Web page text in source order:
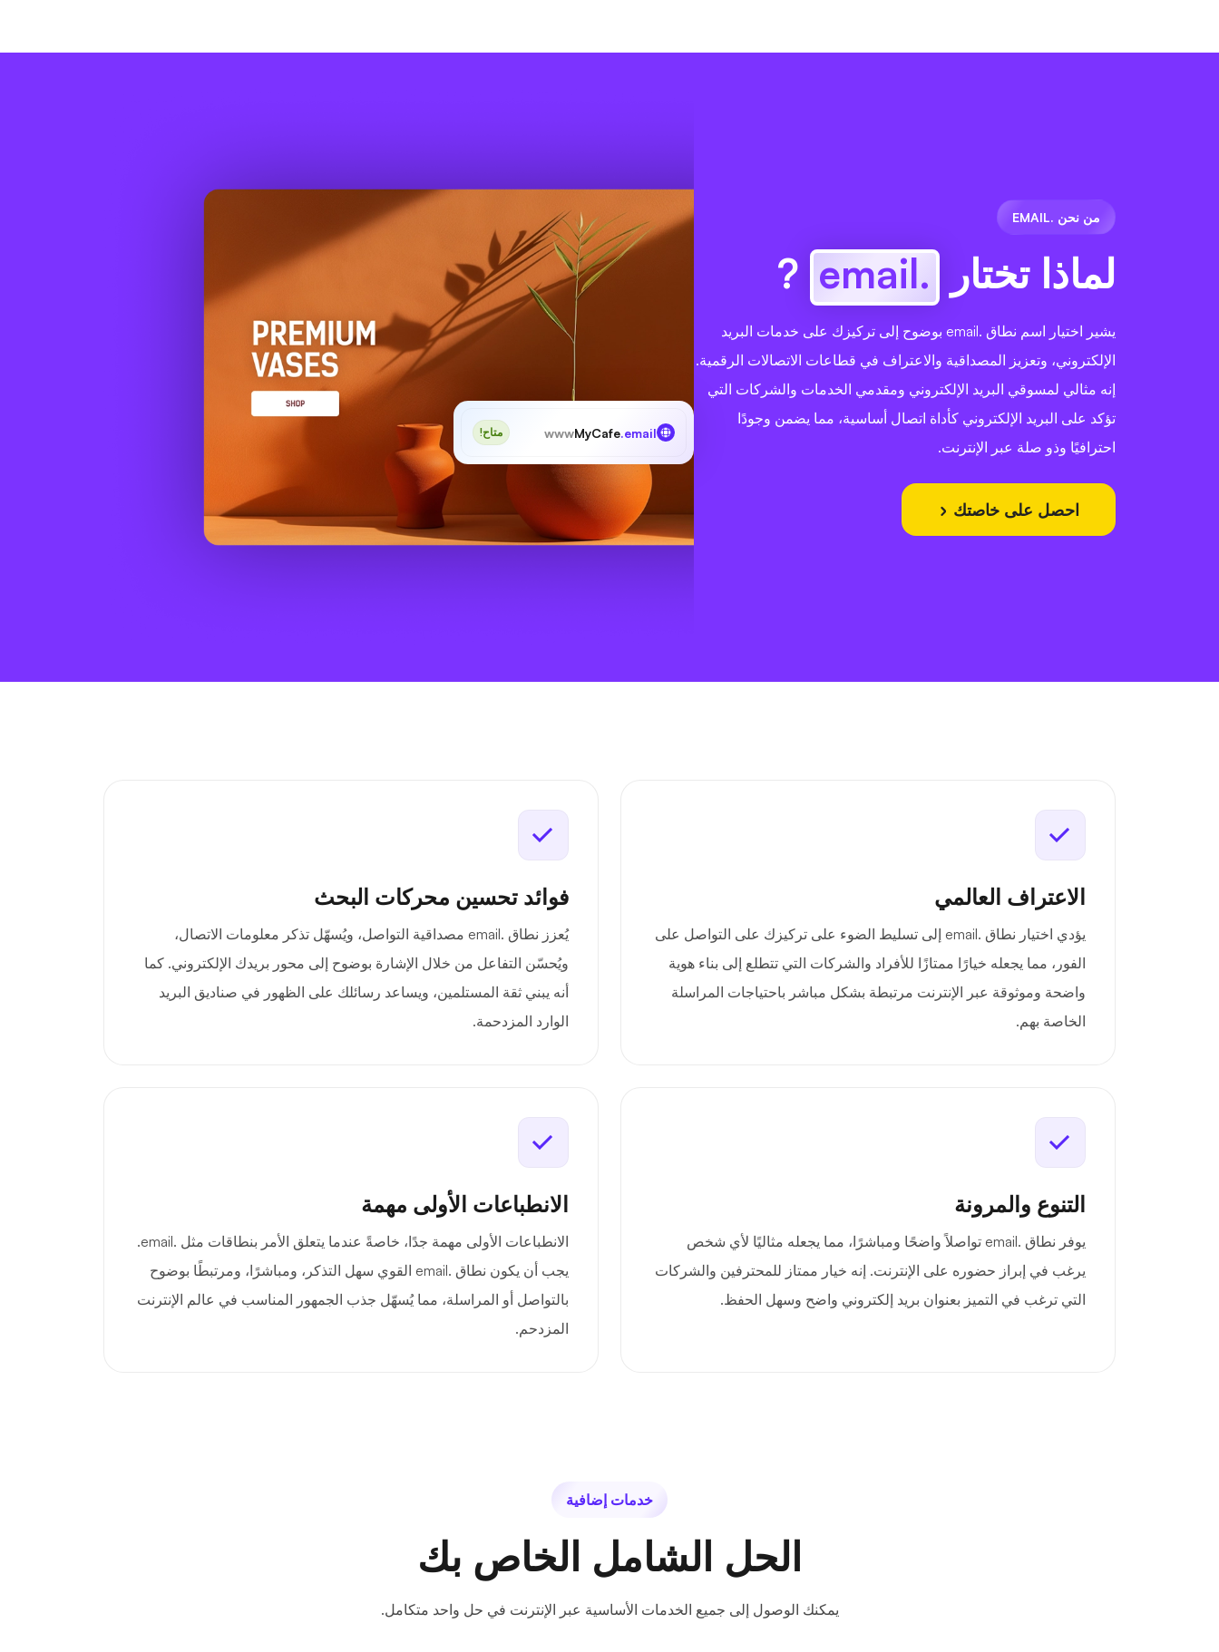
من نحن .EMAIL
لماذا تختار .email
?
يشير اختيار اسم نطاق .email بوضوح إلى تركيزك على خدمات البريد
الإلكتروني، وتعزيز المصداقية والاعتراف في قطاعات الاتصالات الرقمية.
إنه مثالي لمسوقي البريد الإلكتروني ومقدمي الخدمات والشركات التي
تؤكد على البريد الإلكتروني كأداة اتصال أساسية، مما يضمن وجودًا
احترافيًا وذو صلة عبر الإنترنت.
احصل على خاصتك
wwwMyCafe.email متاح!
الاعتراف العالمي
يؤدي اختيار نطاق .email إلى تسليط الضوء على تركيزك على التواصل على
الفور، مما يجعله خيارًا ممتازًا للأفراد والشركات التي تتطلع إلى بناء هوية
واضحة وموثوقة عبر الإنترنت مرتبطة بشكل مباشر باحتياجات المراسلة
الخاصة بهم.
فوائد تحسين محركات البحث
يُعزز نطاق .email مصداقية التواصل، ويُسهّل تذكر معلومات الاتصال،
ويُحسّن التفاعل من خلال الإشارة بوضوح إلى محور بريدك الإلكتروني. كما
أنه يبني ثقة المستلمين، ويساعد رسائلك على الظهور في صناديق البريد
الوارد المزدحمة.
التنوع والمرونة
يوفر نطاق .email تواصلاً واضحًا ومباشرًا، مما يجعله مثاليًا لأي شخص
يرغب في إبراز حضوره على الإنترنت. إنه خيار ممتاز للمحترفين والشركات
التي ترغب في التميز بعنوان بريد إلكتروني واضح وسهل الحفظ.
الانطباعات الأولى مهمة
الانطباعات الأولى مهمة جدًا، خاصةً عندما يتعلق الأمر بنطاقات مثل .email.
يجب أن يكون نطاق .email القوي سهل التذكر، ومباشرًا، ومرتبطًا بوضوح
بالتواصل أو المراسلة، مما يُسهّل جذب الجمهور المناسب في عالم الإنترنت
المزدحم.
خدمات إضافية
الحل الشامل الخاص بك
يمكنك الوصول إلى جميع الخدمات الأساسية عبر الإنترنت في حل واحد متكامل.